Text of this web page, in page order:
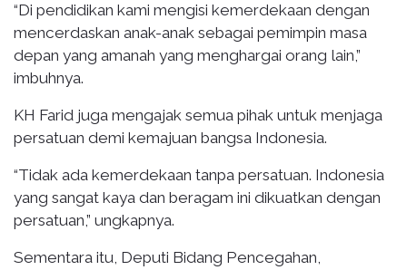
“Di pendidikan kami mengisi kemerdekaan dengan
mencerdaskan anak-anak sebagai pemimpin masa
depan yang amanah yang menghargai orang lain,”
imbuhnya.
KH Farid juga mengajak semua pihak untuk menjaga
persatuan demi kemajuan bangsa Indonesia.
“Tidak ada kemerdekaan tanpa persatuan. Indonesia
yang sangat kaya dan beragam ini dikuatkan dengan
persatuan,” ungkapnya.
Sementara itu, Deputi Bidang Pencegahan,